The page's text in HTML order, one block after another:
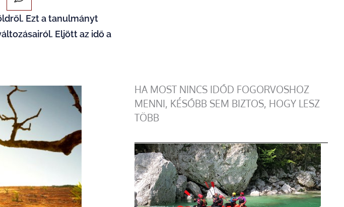
Ezt a tanulmányt
Eljött az idő a
HA MOST NINCS IDŐD FOGORVOSHOZ
MENNI, KÉSŐBB SEM BIZTOS, HOGY LESZ
TÖBB